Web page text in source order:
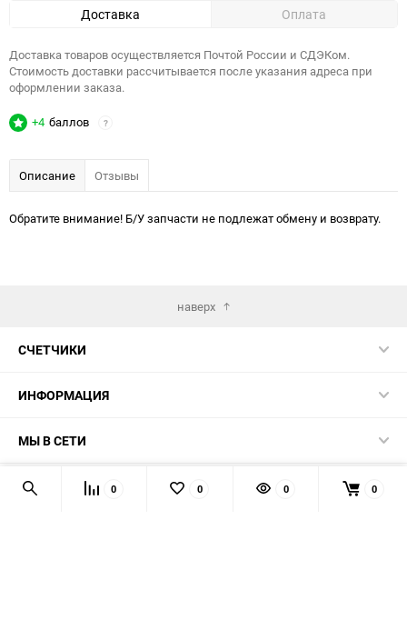
Доставка Оплата
Доставка товаров осуществляется Почтой России и СДЭКом.
Стоимость доставки рассчитывается после указания адреса при
оформлении заказа.
+4 баллов ?
Описание Отзывы
Обратите внимание! Б/У запчасти не подлежат обмену и возврату.
наверх
СЧЕТЧИКИ
ИНФОРМАЦИЯ
МЫ В СЕТИ
КОНТАКТЫ 0 0 0 0